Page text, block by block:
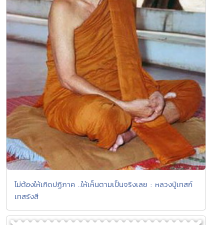
ไม่ต้องให้เกิดปฏิภาค ..ให้เห็นตามเป็นจริงเลย : หลวงปู่เทสก์
เทสรังสี